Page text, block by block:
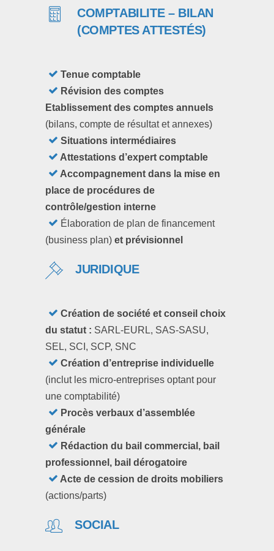
COMPTABILITE – BILAN
(COMPTES ATTESTÉS)
Tenue comptable
Révision des comptes
Etablissement des comptes annuels
(bilans, compte de résultat et annexes)
Situations intermédiaires
Attestations d’expert comptable
Accompagnement dans la mise en
place de procédures de
contrôle/gestion interne
Élaboration de plan de financement
(business plan) et prévisionnel
JURIDIQUE
Création de société et conseil choix
du statut : SARL-EURL, SAS-SASU,
SEL, SCI, SCP, SNC
Création d’entreprise individuelle
(inclut les micro-entreprises optant pour
une comptabilité)
Procès verbaux d’assemblée
générale
Rédaction du bail commercial, bail
professionnel, bail dérogatoire
Acte de cession de droits mobiliers
(actions/parts)
SOCIAL